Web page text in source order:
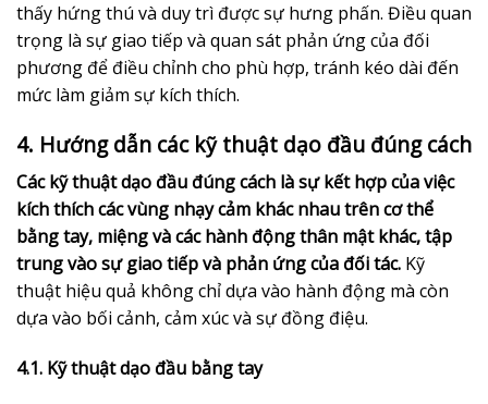
thấy hứng thú và duy trì được sự hưng phấn. Điều quan
trọng là sự giao tiếp và quan sát phản ứng của đối
phương để điều chỉnh cho phù hợp, tránh kéo dài đến
mức làm giảm sự kích thích.
4. Hướng dẫn các kỹ thuật dạo đầu đúng cách
Các kỹ thuật dạo đầu đúng cách là sự kết hợp của việc
kích thích các vùng nhạy cảm khác nhau trên cơ thể
bằng tay, miệng và các hành động thân mật khác, tập
trung vào sự giao tiếp và phản ứng của đối tác. Kỹ
thuật hiệu quả không chỉ dựa vào hành động mà còn
dựa vào bối cảnh, cảm xúc và sự đồng điệu.
4.1. Kỹ thuật dạo đầu bằng tay